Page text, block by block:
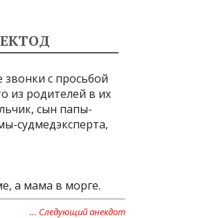
с просьбой
из родителей в их
сын папы-
судмедэксперта,
а мама в морге.
… Следующий анекдот